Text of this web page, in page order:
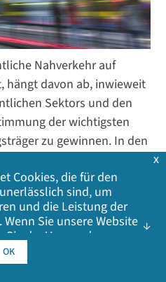
Nahverkehr auf
hängt davon ab, inwieweit
Sektors und den
der wichtigsten
zu gewinnen. In den
die die veraltete
während die
Lösungen in die
Infrastruktur integrieren.
zu 5G
Cookies, die für den
sind, um
und die Leistung der
Sie unsere Website
der Verwendung
Sie auf OK, um Ihr
Cookie-Richtlinie
OK
x